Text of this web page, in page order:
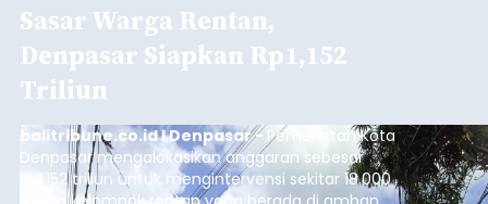
Sasar Warga Rentan,
Denpasar Siapkan Rp1,152
Triliun
balitribune.co.id I Denpasar - Pemerintah Kota
Denpasar mengalokasikan anggaran sebesar
Rp1,152 triliun untuk mengintervensi sekitar 18.000